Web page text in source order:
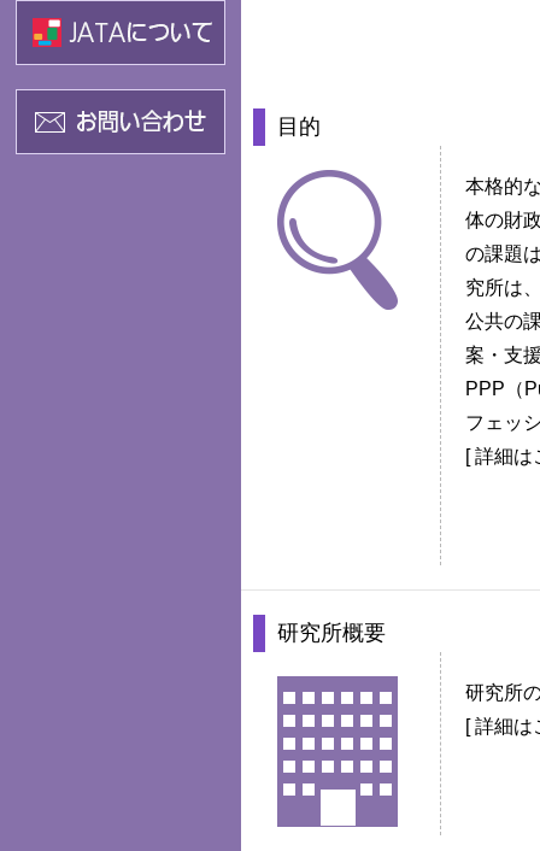
目的
本格的
体の財
の課題
究所は
公共の
案・支
PPP（
フェッ
[詳細は
研究所概要
研究所
[詳細は